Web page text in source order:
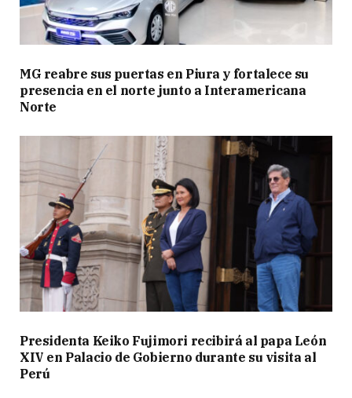
MG reabre sus puertas en Piura y fortalece su
presencia en el norte junto a Interamericana
Norte
Presidenta Keiko Fujimori recibirá al papa León
XIV en Palacio de Gobierno durante su visita al
Perú